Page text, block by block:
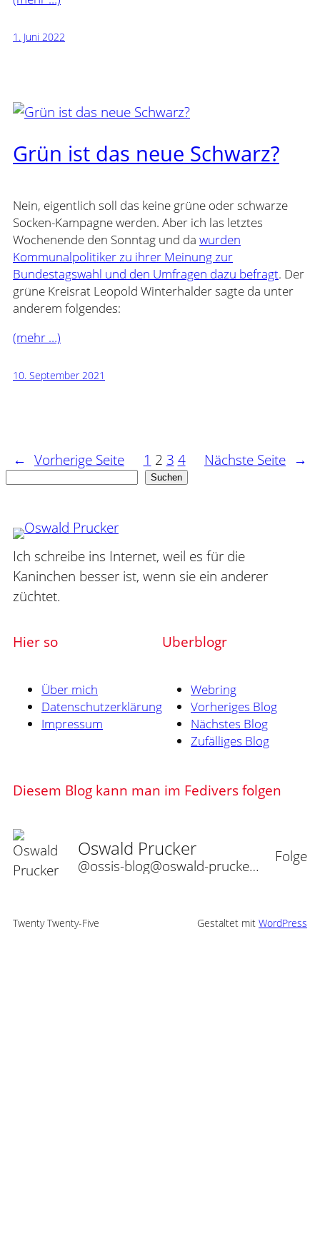
1. Juni 2022
Grün ist das neue Schwarz?
Nein, eigentlich soll das keine grüne oder schwarze
Socken-Kampagne werden. Aber ich las letztes
Wochenende den Sonntag und da wurden
Kommunalpolitiker zu ihrer Meinung zur
Bundestagswahl und den Umfragen dazu befragt. Der
grüne Kreisrat Leopold Winterhalder sagte da unter
anderem folgendes:
(mehr …)
10. September 2021
← Vorherige Seite 1 2 3 4 Nächste Seite →
Suchen
Ich schreibe ins Internet, weil es für die
Kaninchen besser ist, wenn sie ein anderer
züchtet.
Hier so
Über mich
Datenschutzerklärung
Impressum
Uberblogr
Webring
Vorheriges Blog
Nächstes Blog
Zufälliges Blog
Diesem Blog kann man im Fedivers folgen
Oswald Prucker
@ossis-blog@oswald-prucker.de
Folge
Twenty Twenty-Five Gestaltet mit WordPress